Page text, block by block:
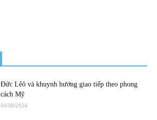
Đức Lêô và khuynh hướng giao tiếp theo phong
cách Mỹ
04/08/2026